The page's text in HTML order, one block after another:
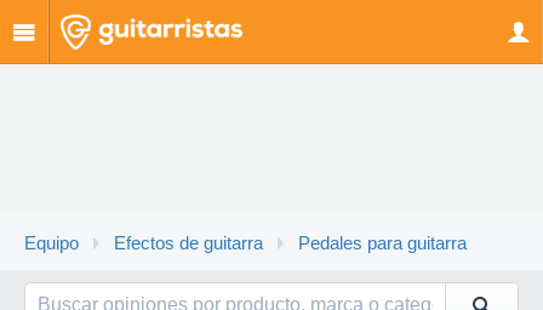
Equipo Efectos de guitarra Pedales para guitarra